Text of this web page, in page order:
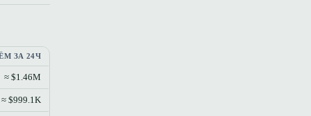
ЗА 24Ч
≈ $1.46M
≈ $999.1K